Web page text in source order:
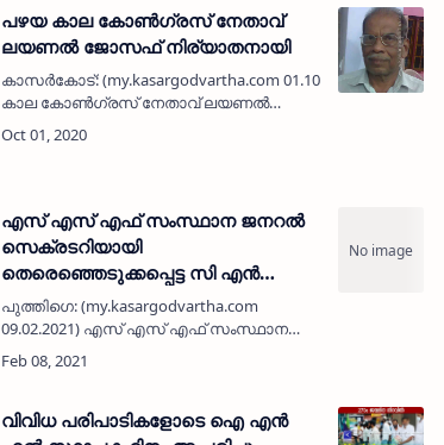
പഴയ കാല കോൺഗ്രസ്‌ നേതാവ്
ലയണൽ ജോസഫ് നിര്യാതനായി
കാസർകോട്: (my.kasargodvartha.com 01.10.2020) പപഴയ
കാല കോൺഗ്രസ്‌ നേതാവ് ലയണൽ
ജോസഫ്
നിര്യാതനായി. കാസർകോട് ജില്ലയിലെ
എസ് എസ് എഫ്‌ സംസ്ഥാന ജനറല്‍
സെക്രടറിയായി
തെരെഞ്ഞെടുക്കപ്പെട്ട സി എന്‍
ജഅ്ഫറിന് മുഹിമ്മാതില്‍ സ്വീകരണം
പുത്തിഗെ: (my.kasargodvartha.com
09.02.2021) എസ് എസ് എഫ്‌ സംസ്ഥാന
ജനറല്‍ സെക്രടറിയായി
തെരെഞ്ഞെടുക്കപ്പെട്ട സി എന്‍ ജഅ്ഫറിന്
ഫാസിസത്തെ പ്രതിരോധിക്കേണ്…
വിവിധ പരിപാടികളോടെ ഐ എൻ